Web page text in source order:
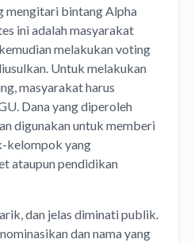
mengitari bintang Alpha
ini adalah masyarakat
melakukan voting
Untuk melakukan
masyarakat harus
Dana yang diperoleh
digunakan untuk memberi
kelompok yang
ataupun pendidikan
dan jelas diminati publik.
dan nama yang